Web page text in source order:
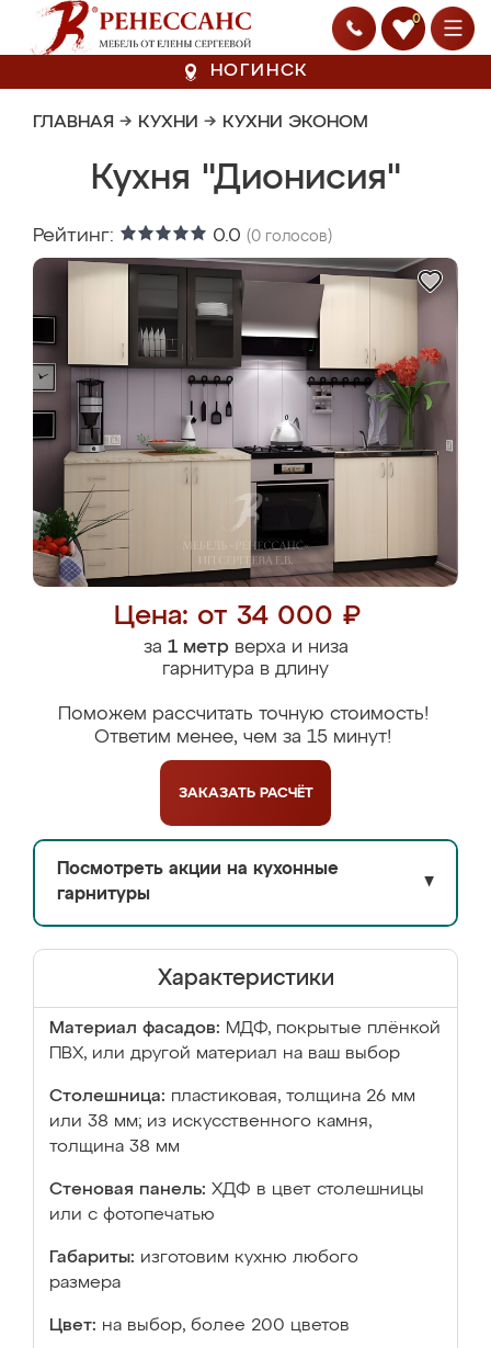
0
НОГИНСК
ГЛАВНАЯ → КУХНИ → КУХНИ ЭКОНОМ
Кухня "Дионисия"
Рейтинг: 0.0 (0 голосов)
Цена: от 34 000 ₽
за 1 метрверха и низа
гарнитура в длину
Поможем рассчитать точную стоимость!
Ответим менее, чем за 15 минут!
ЗАКАЗАТЬ РАСЧЁТ
Посмотреть акции на кухонные
гарнитуры
▼
Характеристики
Материал фасадов: МДФ, покрытые плёнкой
ПВХ, или другой материал на ваш выбор
Столешница: пластиковая, толщина 26 мм
или 38 мм; из искусственного камня,
толщина 38 мм
Стеновая панель: ХДФ в цвет столешницы
или с фотопечатью
Габариты: изготовим кухню любого
размера
Цвет: на выбор, более 200 цветов